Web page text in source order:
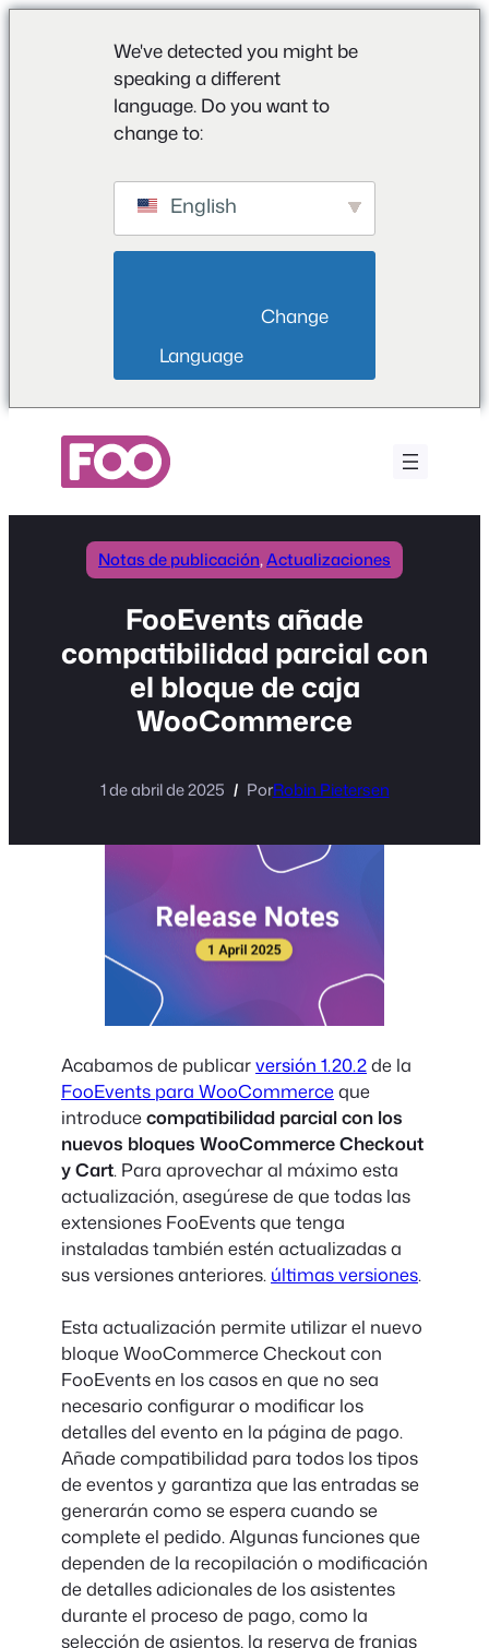
We've detected you might be
speaking a different
language. Do you want to
change to:
English
Language
contenido
Notas de publicación, Actualizaciones
FooEvents añade
compatibilidad parcial con
el bloque de caja
WooCommerce
1 de abril de 2025 PorRobin Pietersen
Acabamos de publicarversión 1.20.2de la
FooEvents para WooCommerceque
introducecompatibilidad parcial con los
nuevos bloques WooCommerce Checkout
y Cart. Para aprovechar al máximo esta
actualización, asegúrese de que todas las
extensiones FooEvents que tenga
instaladas también estén actualizadas a
sus versiones anteriores. últimas versiones.
Esta actualización permite utilizar el nuevo
bloque WooCommerce Checkout con
FooEvents en los casos en que no sea
necesario configurar o modificar los
detalles del evento en la página de pago.
Añade compatibilidad para todos los tipos
de eventos y garantiza que las entradas se
generarán como se espera cuando se
complete el pedido. Algunas funciones que
dependen de la recopilación o modificación
de detalles adicionales de los asistentes
durante el proceso de pago, como la
selección de asientos, la reserva de franjas